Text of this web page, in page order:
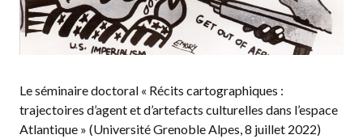
Le séminaire doctoral « Récits cartographiques :
trajectoires d’agent et d’artefacts culturelles dans l’espace
Atlantique » (Université Grenoble Alpes, 8 juillet 2022)